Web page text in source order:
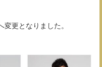
更となりました。